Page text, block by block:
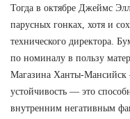
Тогда в октябре Джеймс
парусных гонках, хотя и
технического директора.
по номиналу в пользу
Магазина Ханты-
устойчивость — это
внутренним негативным